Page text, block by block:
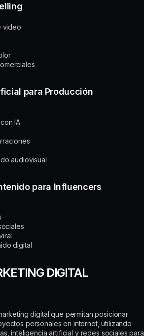
video
para Producción
IA
audiovisual
para Influencers
digital
DIGITAL
digital que permitan posicionar
personales en internet, utilizando
inteligencia artificial y redes sociales para